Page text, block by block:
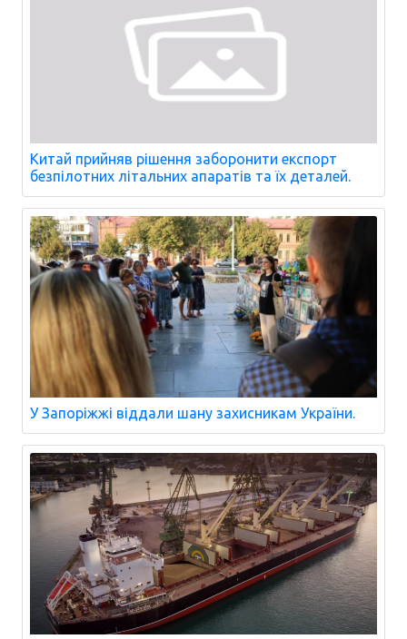
Китай прийняв рішення заборонити експорт
безпілотних літальних апаратів та їх деталей.
У Запоріжжі віддали шану захисникам України.